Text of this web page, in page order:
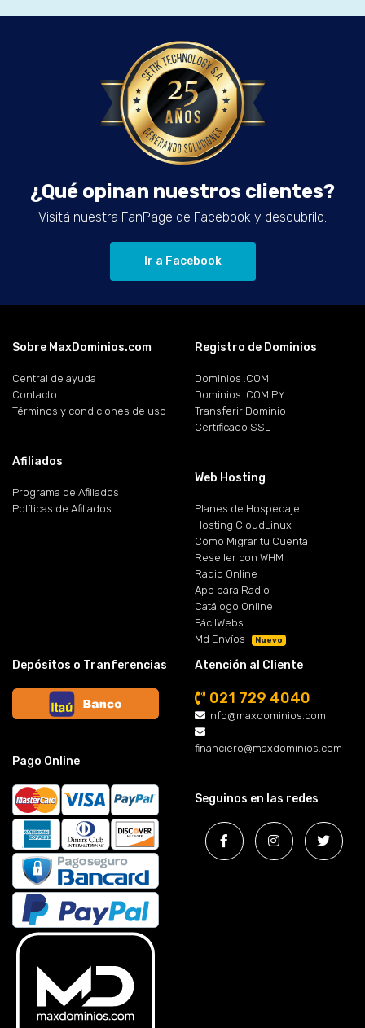
¿Qué opinan nuestros clientes?
Visitá nuestra FanPage de Facebook y descubrilo.
Ir a Facebook
Sobre MaxDominios.com
Central de ayuda
Contacto
Términos y condiciones de uso
Afiliados
Programa de Afiliados
Políticas de Afiliados
Registro de Dominios
Dominios .COM
Dominios .COM.PY
Transferir Dominio
Certificado SSL
Web Hosting
Planes de Hospedaje
Hosting CloudLinux
Cómo Migrar tu Cuenta
Reseller con WHM
Radio Online
App para Radio
Catálogo Online
FácilWebs
Md Envíos
Nuevo
Depósitos o Tranferencias
Pago Online
Atención al Cliente
021 729 4040
info@maxdominios.com
financiero@maxdominios.com
Seguinos en las redes